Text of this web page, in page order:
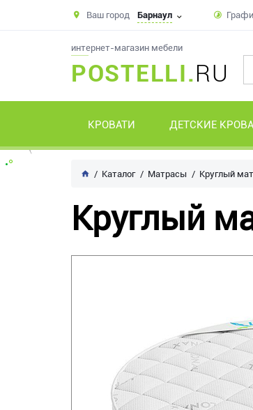
Ваш город Барнаул
интернет-магазин мебели
POSTELLI.RU
КРОВАТИ ДЕТСКИЕ
Каталог Матрасы Круглый
Круглый